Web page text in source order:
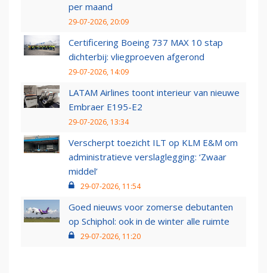
per maand
29-07-2026, 20:09
Certificering Boeing 737 MAX 10 stap
dichterbij: vliegproeven afgerond
29-07-2026, 14:09
LATAM Airlines toont interieur van nieuwe
Embraer E195-E2
29-07-2026, 13:34
Verscherpt toezicht ILT op KLM E&M om
administratieve verslaglegging: ‘Zwaar
middel’
29-07-2026, 11:54
Goed nieuws voor zomerse debutanten
op Schiphol: ook in de winter alle ruimte
29-07-2026, 11:20